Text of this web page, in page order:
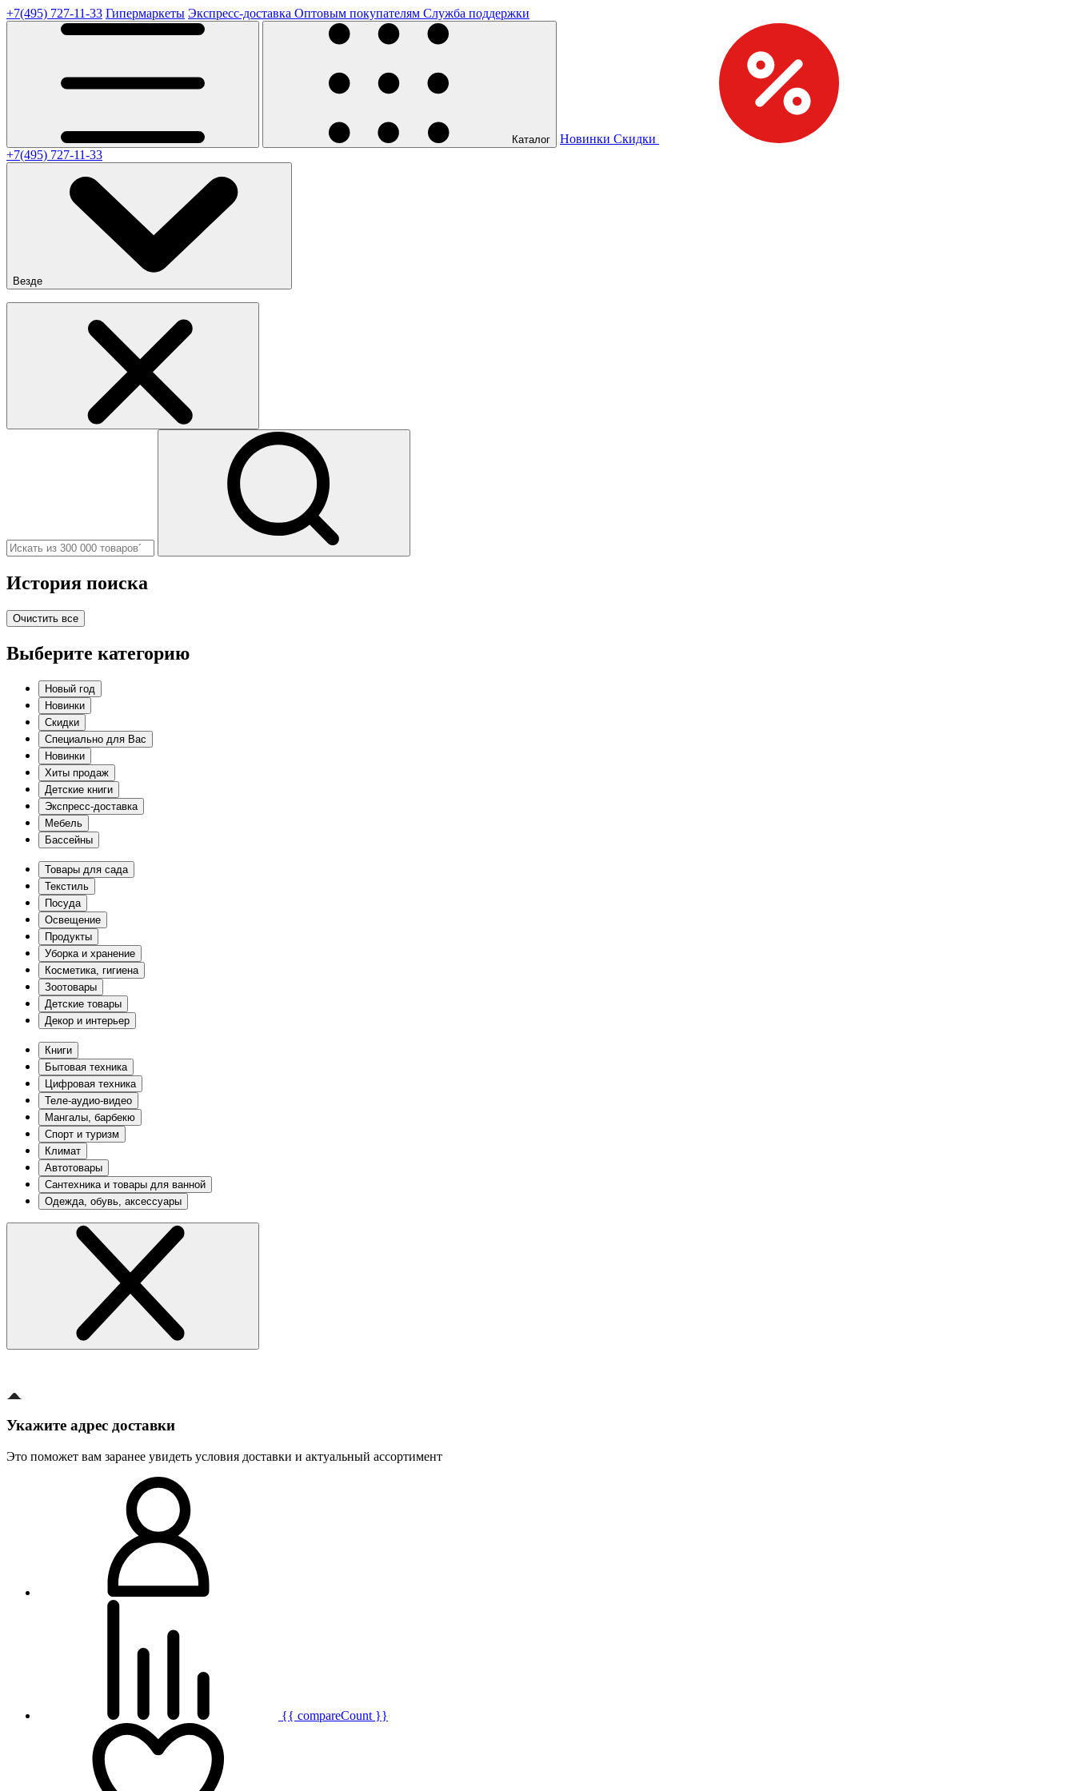
+7(495) 727-11-33 Гипермаркеты Экспресс-доставка Оптовым покупателям Служба поддержки
Каталог Новинки Скидки
+7(495) 727-11-33
Везде
История поиска
Очистить все
Выберите категорию
Новый год
Новинки
Скидки
Специально для Вас
Новинки
Хиты продаж
Детские книги
Экспресс-доставка
Мебель
Бассейны
Товары для сада
Текстиль
Посуда
Освещение
Продукты
Уборка и хранение
Косметика, гигиена
Зоотовары
Детские товары
Декор и интерьер
Книги
Бытовая техника
Цифровая техника
Теле-аудио-видео
Мангалы, барбекю
Спорт и туризм
Климат
Автотовары
Сантехника и товары для ванной
Одежда, обувь, аксессуары
Укажите адрес доставки
Это поможет вам заранее увидеть условия доставки и актуальный ассортимент
{{ compareCount }}